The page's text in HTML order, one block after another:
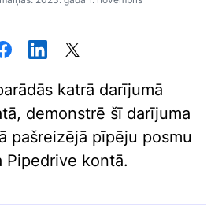
katrā darījumā
demonstrē šī darījuma
pašreizējā pīpēju posmu
Pipedrive kontā.